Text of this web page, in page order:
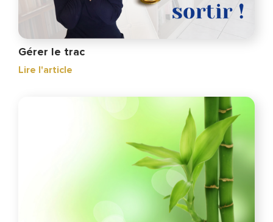
Gérer le trac
Lire l'article